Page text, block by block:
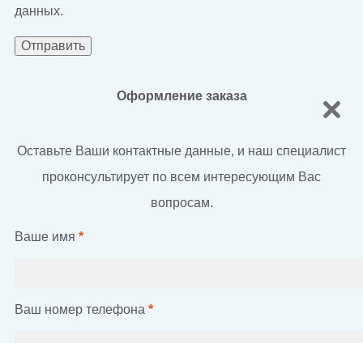
данных.
Оформление заказа
Оставьте Ваши контактные данные, и наш специалист
проконсультирует по всем интересующим Вас
вопросам.
Ваше имя *
Ваш номер телефона *